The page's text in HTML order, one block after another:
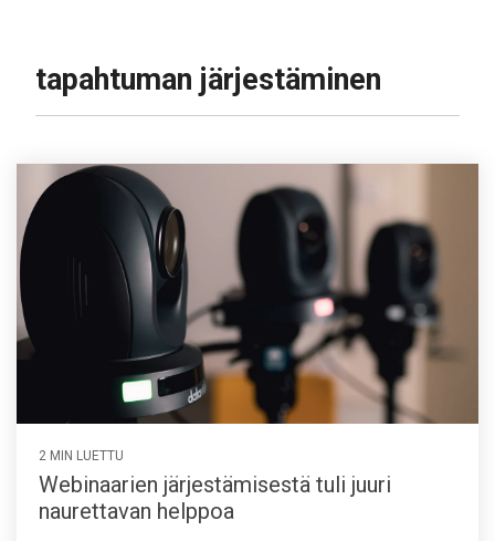
tapahtuman järjestäminen
2 MIN LUETTU
Webinaarien järjestämisestä tuli juuri
naurettavan helppoa